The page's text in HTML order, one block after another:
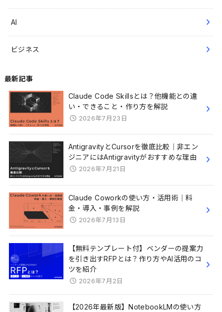
AI
ビジネス
最新記事
Claude Code Skillsとは？他機能との違
い・できること・作り方を解説
2026年7月23日
AntigravityとCursorを徹底比較｜非エン
ジニアにはAntigravityがおすすめな理由
2026年7月21日
Claude Coworkの使い方・活用術｜料
金・導入・事例を解説
2026年7月13日
【無料テンプレート付】ベンダーの提案力
を引き出すRFPとは？作り方やAI活用のコ
ツを紹介
2026年7月2日
【2026年最新版】NotebookLMの使い方